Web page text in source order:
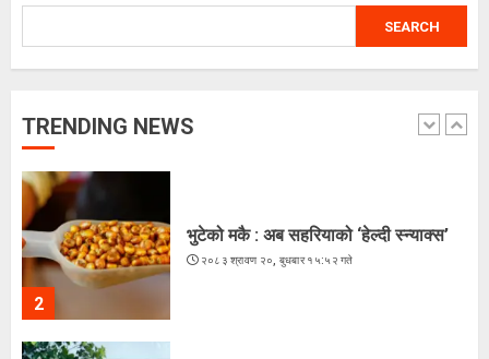
SEARCH
TRENDING NEWS
1
अरूसँग होइन, हिजोको आफूसँग प्रतिस्पर्धा गरेँ
2
भुटेको मकै : अब सहरियाको ‘हेल्दी स्न्याक्स’
२०८३ श्रावण २०, बुधबार १५:५२ गते